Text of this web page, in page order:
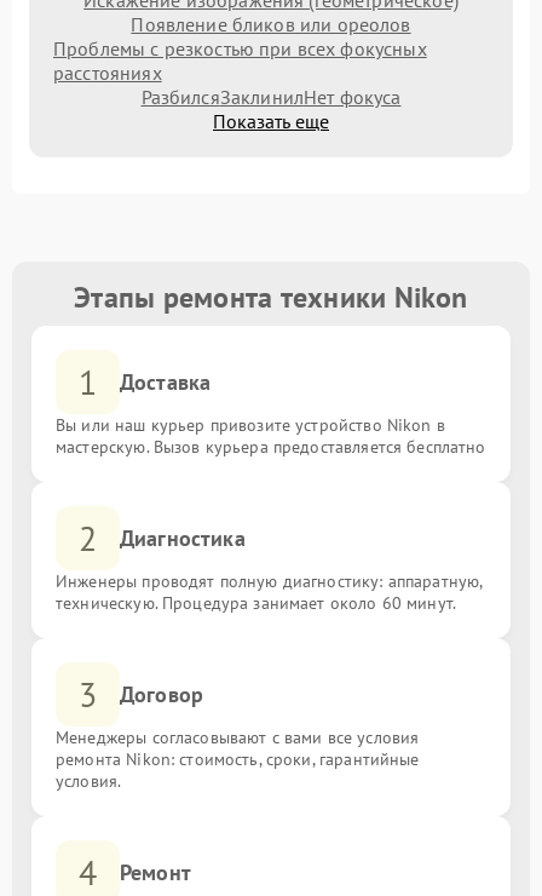
Появление бликов или ореолов
Проблемы с резкостью при всех фокусных
расстояниях
РазбилсяЗаклинилНет фокуса
Показать еще
Этапы ремонта техники Nikon
1 Доставка
Вы или наш курьер привозите устройство Nikon в
мастерскую. Вызов курьера предоставляется бесплатно
2 Диагностика
Инженеры проводят полную диагностику: аппаратную,
техническую. Процедура занимает около 60 минут.
3 Договор
Менеджеры согласовывают с вами все условия
ремонта Nikon: стоимость, сроки, гарантийные
условия.
4 Ремонт